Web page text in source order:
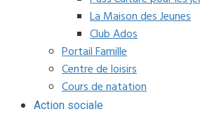
La Maison des Jeunes
Club Ados
Portail Famille
Centre de loisirs
Cours de natation
Action sociale